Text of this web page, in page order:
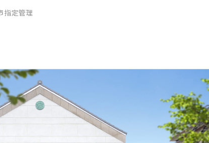
指定管理